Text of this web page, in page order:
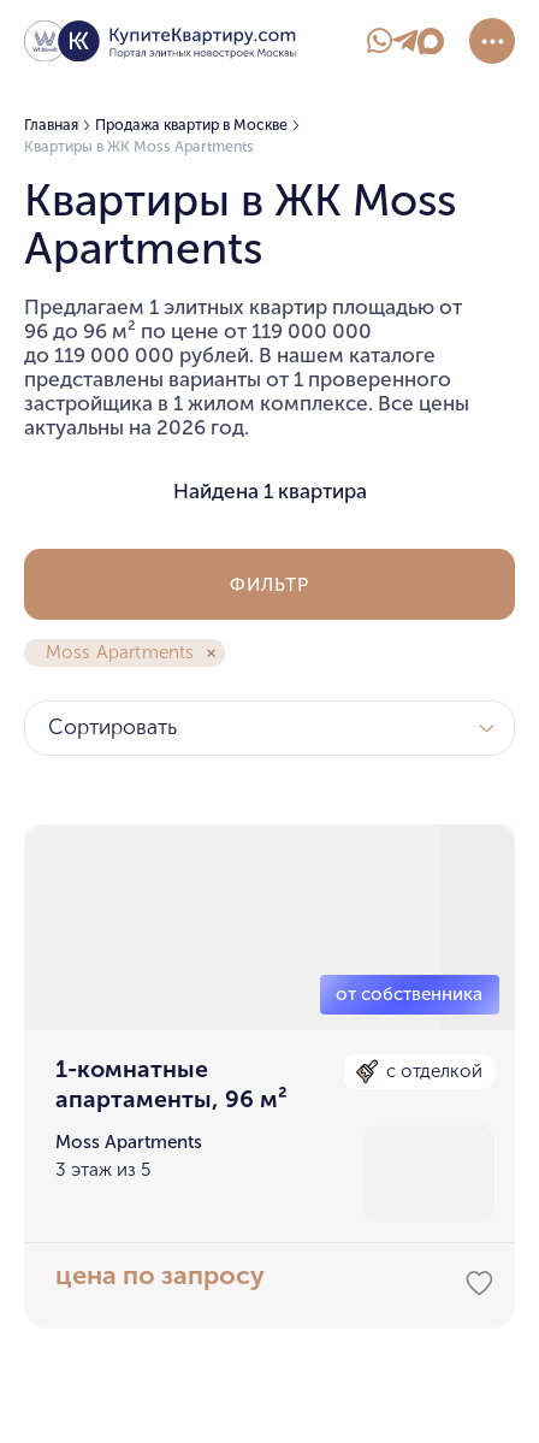
Главная
Продажа квартир в Москве
Квартиры в ЖК Moss Apartments
Квартиры в ЖК Moss
Apartments
Предлагаем 1 элитных квартир площадью от
96 до 96 м² по цене от 119 000 000
до 119 000 000 рублей. В нашем каталоге
представлены варианты от 1 проверенного
застройщика в 1 жилом комплексе. Все цены
актуальны на 2026 год.
Найдена 1 квартира
Moss Apartments
ФИЛЬТР
Сортировать
1-комнатные
апартаменты, 96 м²
с отделкой
Moss Apartments
3 этаж из 5
цена по запросу